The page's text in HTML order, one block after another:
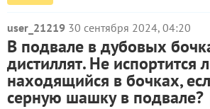
user_21219 30 сентября 2024, 04:20
В подвале в дубовых
дистиллят. Не испортится
находящийся в бочках,
серную шашку в подвале?